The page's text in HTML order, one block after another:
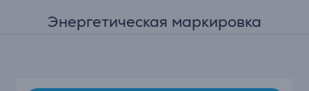
Энергетическая маркировка